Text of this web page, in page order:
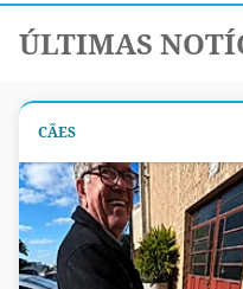
ÚLTIMAS
CÃES